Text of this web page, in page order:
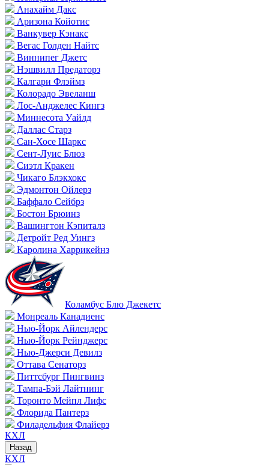
Анахайм Дакс
Аризона Койотис
Ванкувер Кэнакс
Вегас Голден Найтс
Виннипег Джетс
Нэшвилл Предаторз
Калгари Флэймз
Колорадо Эвеланш
Лос-Анджелес Кингз
Миннесота Уайлд
Даллас Старз
Сан-Хосе Шаркс
Сент-Луис Блюз
Сиэтл Кракен
Чикаго Блэкхокс
Эдмонтон Ойлерз
Баффало Сейбрз
Бостон Брюинз
Вашингтон Кэпиталз
Детройт Ред Уингз
Каролина Харрикейнз
Коламбус Блю Джекетс
Монреаль Канадиенс
Нью-Йорк Айлендерс
Нью-Йорк Рейнджерс
Нью-Джерси Девилз
Оттава Сенаторз
Питтсбург Пингвинз
Тампа-Бэй Лайтнинг
Торонто Мейпл Лифс
Флорида Пантерз
Филадельфия Флайерз
КХЛ
Назад
КХЛ